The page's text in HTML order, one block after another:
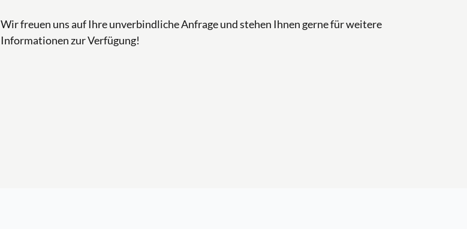
Wir freuen uns auf Ihre unverbindliche Anfrage und stehen Ihnen gerne für weitere
Informationen zur Verfügung!